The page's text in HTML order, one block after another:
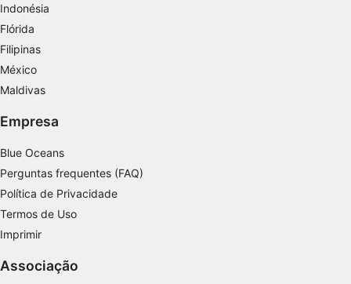
Indonésia
Flórida
Filipinas
México
Maldivas
Empresa
Blue Oceans
Perguntas frequentes (FAQ)
Política de Privacidade
Termos de Uso
Imprimir
Associação
Criar perfis para personalizar conteúdo
Usar perfis para selecionar conteúdo
personalizado
Entender o público por meio de estatísticas
ou combinações de dados de fontes
diferentes.
Usar dados limitados para selecionar
Recursos especiais do IAB: